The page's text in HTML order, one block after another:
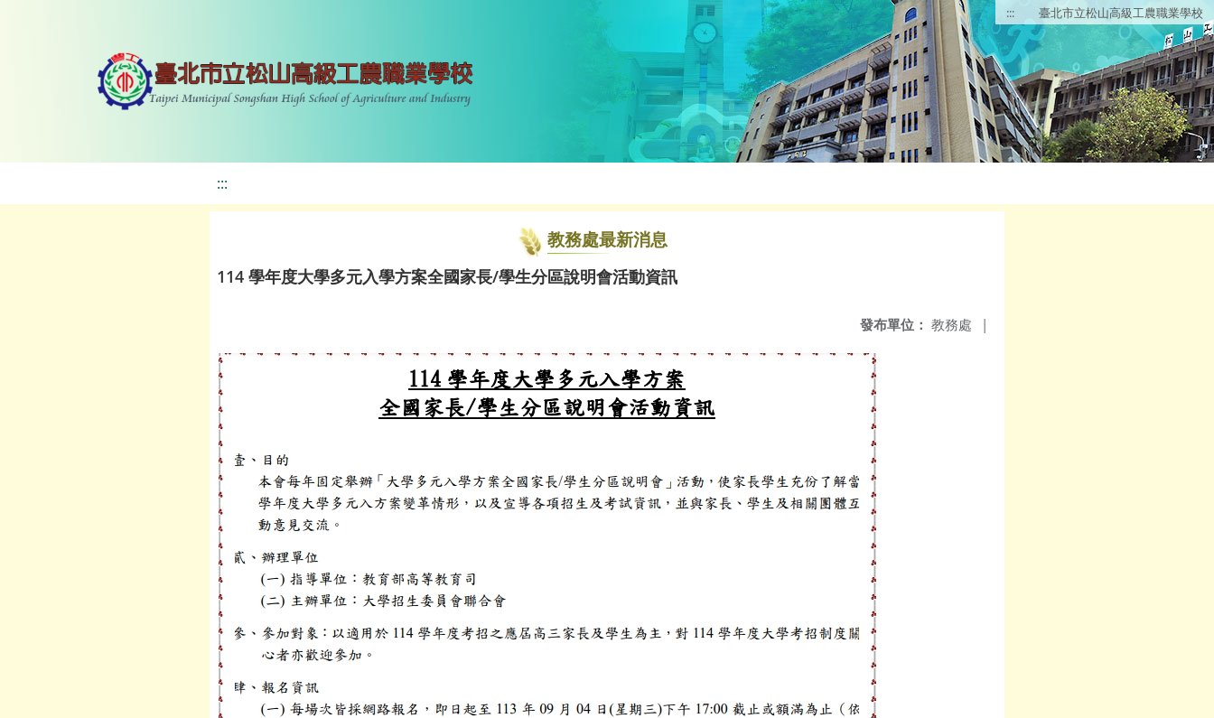
::: 臺北市立松山高級工農職業學校
:::
教務處最新消息
114 學年度大學多元入學方案全國家長/學生分區說明會活動資訊
發布單位： 教務處 |